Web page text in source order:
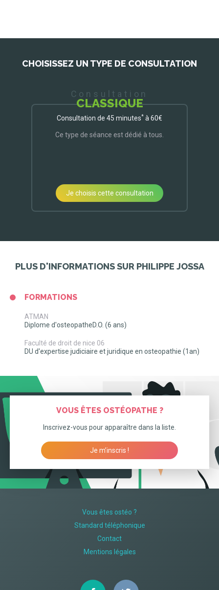
CHOISISSEZ UN TYPE DE CONSULTATION
Consultation
CLASSIQUE
Consultation de 45 minutes* à 60€
Ce type de séance est dédié à tous.
Je choisis cette consultation
PLUS D'INFORMATIONS SUR PHILIPPE JOSSA
FORMATIONS
ATMAN
Diplome d'osteopatheD.O. (6 ans)
Faculté de droit de nice 06
DU d'expertise judiciaire et juridique en osteopathie (1an)
VOUS ÊTES OSTÉOPATHE ?
Inscrivez-vous pour apparaître dans la liste.
Je m’inscris !
Vous êtes ostéo ?
Standard téléphonique
Contact
Mentions légales